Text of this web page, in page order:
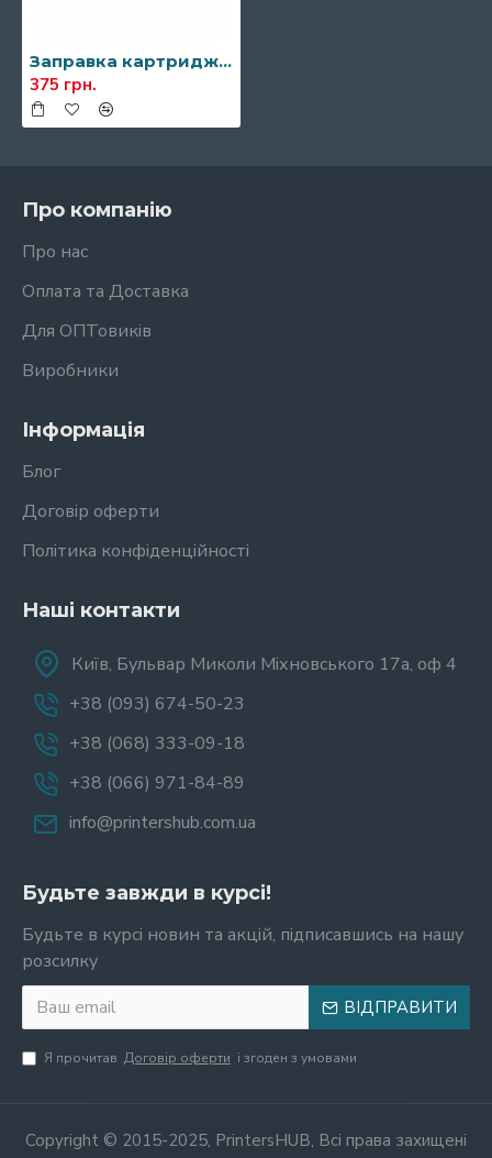
Заправка картриджа Xerox 106R02180/106R02183
375 грн.
Про компанію
Про нас
Оплата та Доставка
Для ОПТовиків
Виробники
Інформація
Блог
Договір оферти
Політика конфіденційності
Наші контакти
Київ, Бульвар Миколи Міхновського 17а, оф 4
+38 (093) 674-50-23
+38 (068) 333-09-18
+38 (066) 971-84-89
info@printershub.com.ua
Будьте завжди в курсі!
Будьте в курсі новин та акцій, підписавшись на нашу
розсилку
ВІДПРАВИТИ
Я прочитав Договір оферти і згоден з умовами
Copyright © 2015-2025, PrintersHUB, Всі права захищені